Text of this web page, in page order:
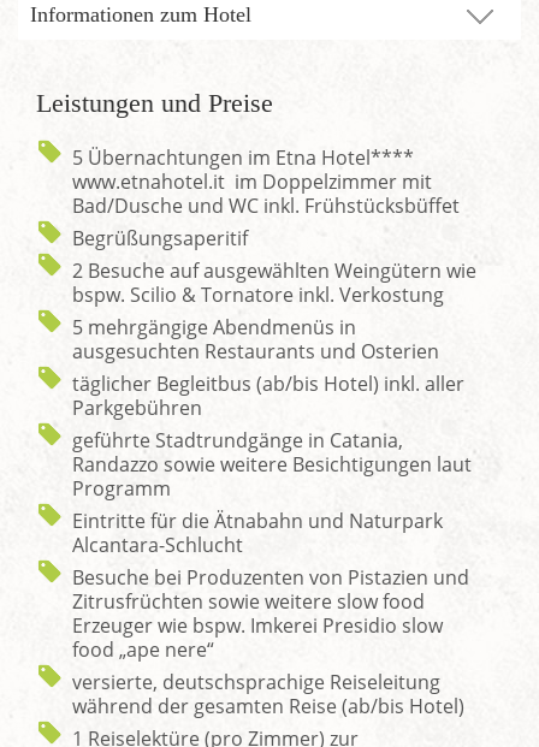
Informationen zum Hotel
Leistungen und Preise
5 Übernachtungen im Etna Hotel****
www.etnahotel.it im Doppelzimmer mit
Bad/Dusche und WC inkl. Frühstücksbüffet
Begrüßungsaperitif
2 Besuche auf ausgewählten Weingütern wie
bspw. Scilio & Tornatore inkl. Verkostung
5 mehrgängige Abendmenüs in
ausgesuchten Restaurants und Osterien
täglicher Begleitbus (ab/bis Hotel) inkl. aller
Parkgebühren
geführte Stadtrundgänge in Catania,
Randazzo sowie weitere Besichtigungen laut
Programm
Eintritte für die Ätnabahn und Naturpark
Alcantara-Schlucht
Besuche bei Produzenten von Pistazien und
Zitrusfrüchten sowie weitere slow food
Erzeuger wie bspw. Imkerei Presidio slow
food „ape nere“
versierte, deutschsprachige Reiseleitung
während der gesamten Reise (ab/bis Hotel)
1 Reiselektüre (pro Zimmer) zur